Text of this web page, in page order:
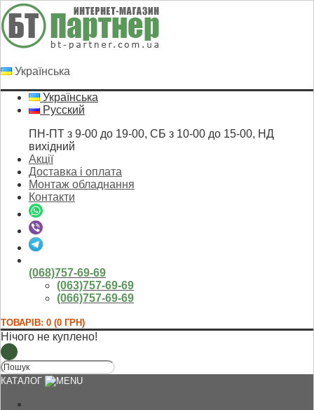
Українська
Українська
Русский
ПН-ПТ з 9-00 до 19-00, СБ з 10-00 до 15-00, НД
вихідний
Акції
Доставка і оплата
Монтаж обладнання
Контакти
(068)757-69-69
(063)757-69-69
(066)757-69-69
ТОВАРІВ: 0 (0 ГРН)
Нічого не куплено!
КАТАЛОГ